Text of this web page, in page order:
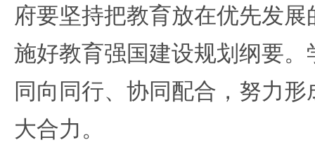
府要坚持把教育放在优先发
施好教育强国建设规划纲要
同向同行、协同配合，努力
大合力。